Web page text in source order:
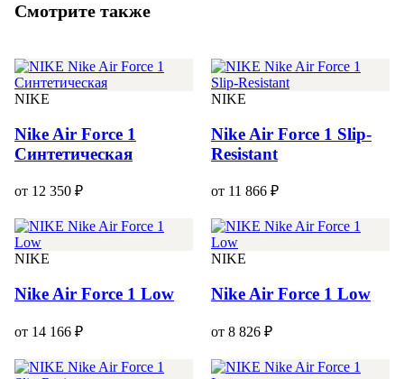
Смотрите также
NIKE
Nike Air Force 1
Синтетическая
от 12 350 ₽
NIKE
Nike Air Force 1 Slip-
Resistant
от 11 866 ₽
NIKE
Nike Air Force 1 Low
от 14 166 ₽
NIKE
Nike Air Force 1 Low
от 8 826 ₽